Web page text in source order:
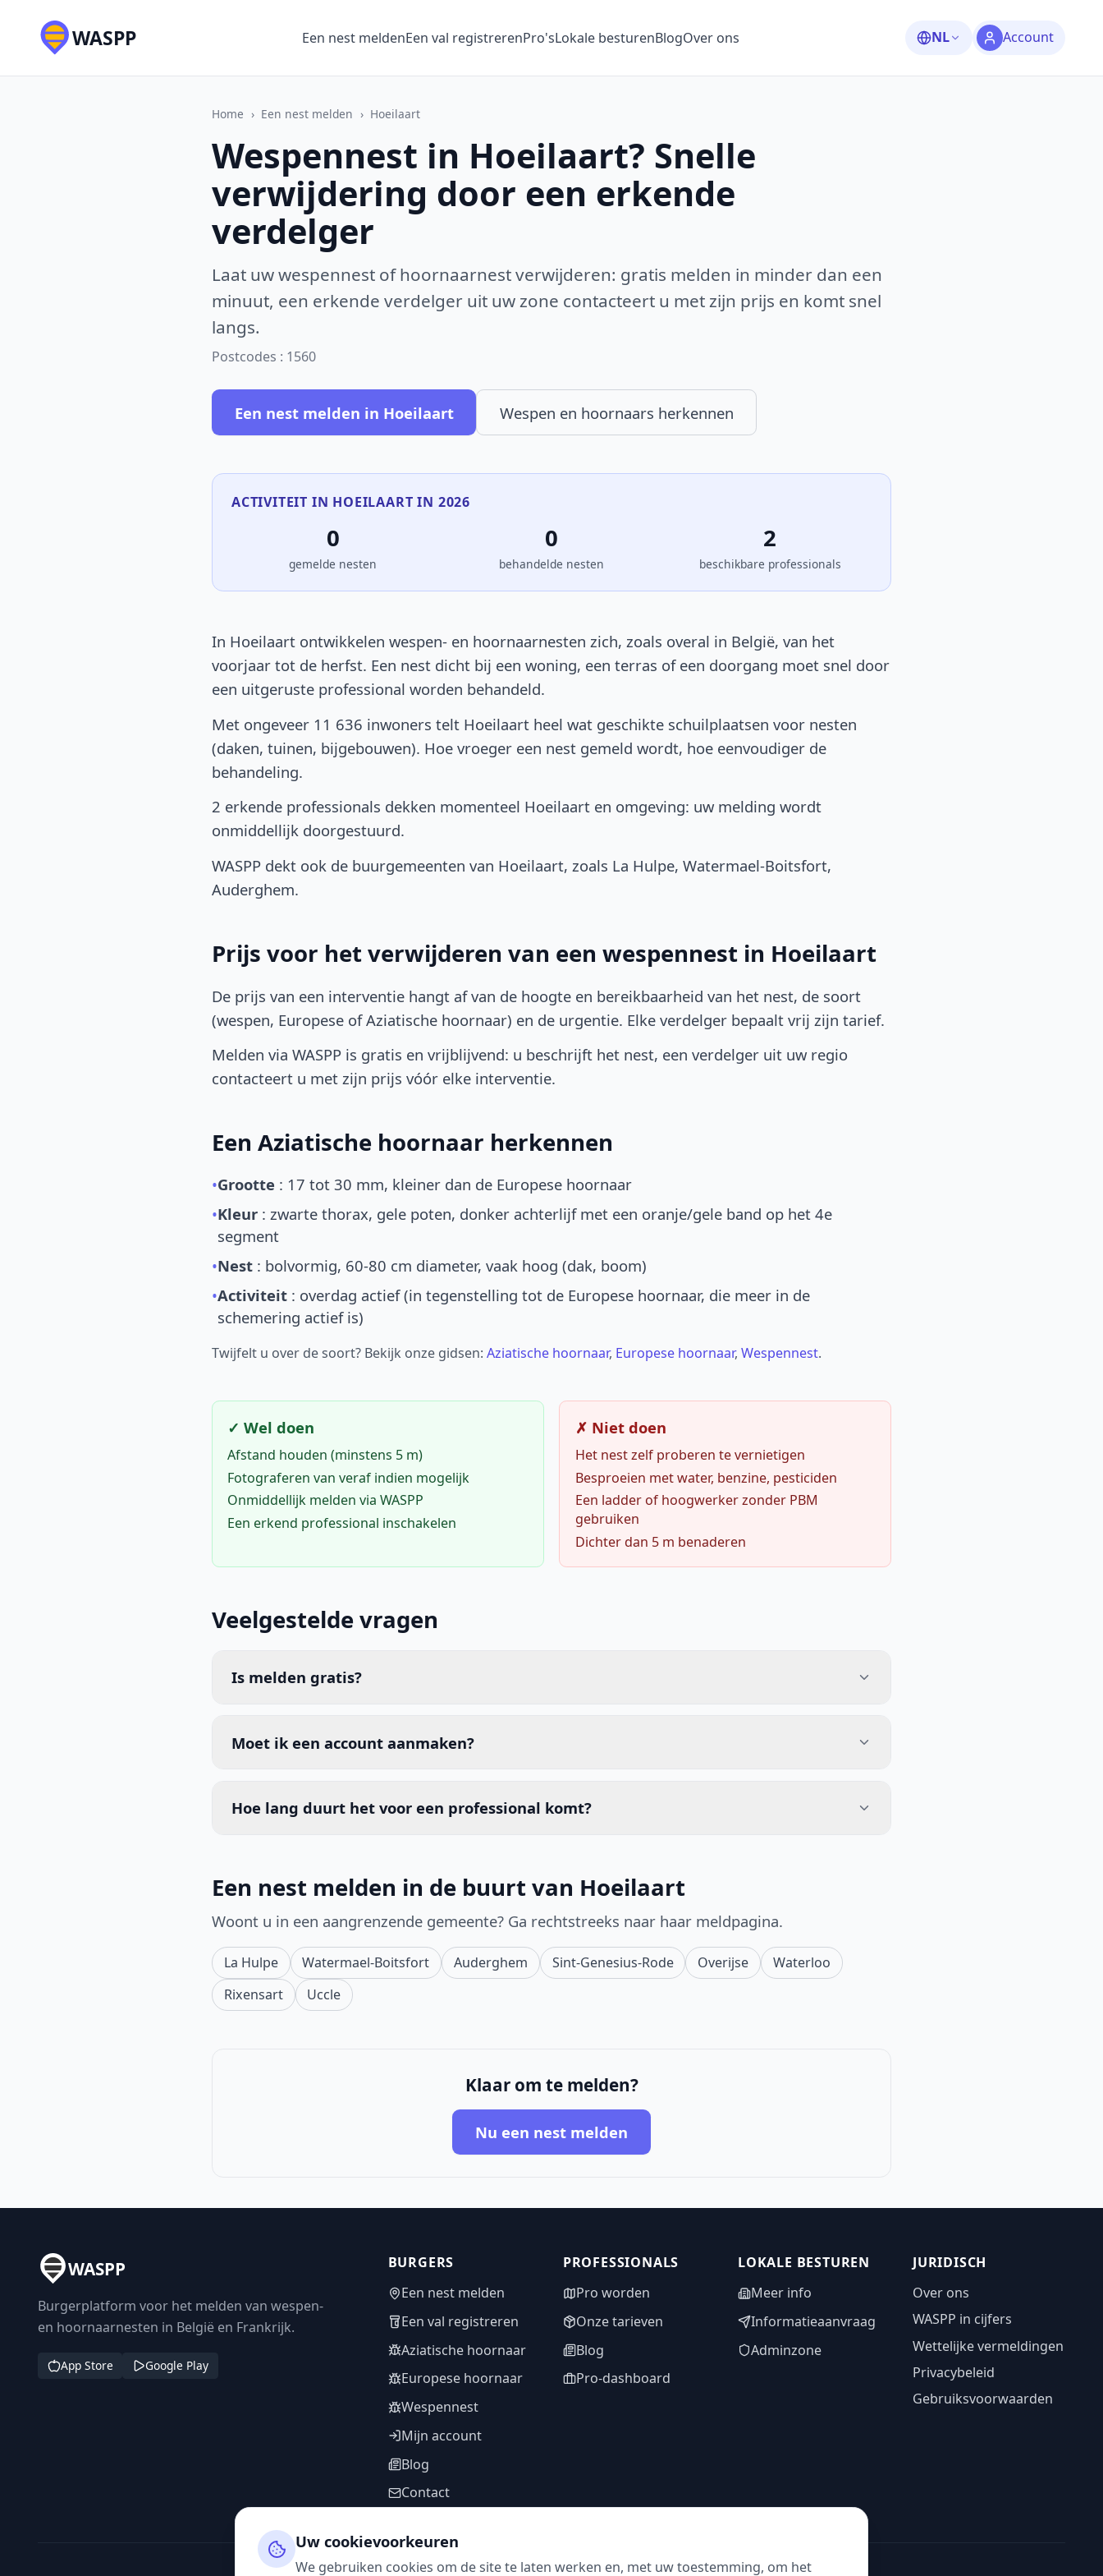
WASPP Een nest meldenEen val registrerenPro'sLokale besturenBlogOver ons NL Account
Home › Een nest melden › Hoeilaart
Wespennest in Hoeilaart? Snelle
verwijdering door een erkende
verdelger
Laat uw wespennest of hoornaarnest verwijderen: gratis melden in minder dan een
minuut, een erkende verdelger uit uw zone contacteert u met zijn prijs en komt snel
langs.
Postcodes : 1560
Een nest melden in Hoeilaart Wespen en hoornaars herkennen
ACTIVITEIT IN HOEILAART IN 2026
0
gemelde nesten
0
behandelde nesten
2
beschikbare professionals
In Hoeilaart ontwikkelen wespen- en hoornaarnesten zich, zoals overal in België, van het
voorjaar tot de herfst. Een nest dicht bij een woning, een terras of een doorgang moet snel door
een uitgeruste professional worden behandeld.
Met ongeveer 11 636 inwoners telt Hoeilaart heel wat geschikte schuilplaatsen voor nesten
(daken, tuinen, bijgebouwen). Hoe vroeger een nest gemeld wordt, hoe eenvoudiger de
behandeling.
2 erkende professionals dekken momenteel Hoeilaart en omgeving: uw melding wordt
onmiddellijk doorgestuurd.
WASPP dekt ook de buurgemeenten van Hoeilaart, zoals La Hulpe, Watermael-Boitsfort,
Auderghem.
Prijs voor het verwijderen van een wespennest in Hoeilaart
De prijs van een interventie hangt af van de hoogte en bereikbaarheid van het nest, de soort
(wespen, Europese of Aziatische hoornaar) en de urgentie. Elke verdelger bepaalt vrij zijn tarief.
Melden via WASPP is gratis en vrijblijvend: u beschrijft het nest, een verdelger uit uw regio
contacteert u met zijn prijs vóór elke interventie.
Een Aziatische hoornaar herkennen
•Grootte : 17 tot 30 mm, kleiner dan de Europese hoornaar
•Kleur : zwarte thorax, gele poten, donker achterlijf met een oranje/gele band op het 4e
segment
•Nest : bolvormig, 60-80 cm diameter, vaak hoog (dak, boom)
•Activiteit : overdag actief (in tegenstelling tot de Europese hoornaar, die meer in de
schemering actief is)
Twijfelt u over de soort? Bekijk onze gidsen: Aziatische hoornaar, Europese hoornaar, Wespennest.
✓ Wel doen
Afstand houden (minstens 5 m)
Fotograferen van veraf indien mogelijk
Onmiddellijk melden via WASPP
Een erkend professional inschakelen
✗ Niet doen
Het nest zelf proberen te vernietigen
Besproeien met water, benzine, pesticiden
Een ladder of hoogwerker zonder PBM
gebruiken
Dichter dan 5 m benaderen
Veelgestelde vragen
Is melden gratis?
Moet ik een account aanmaken?
Hoe lang duurt het voor een professional komt?
Een nest melden in de buurt van Hoeilaart
Woont u in een aangrenzende gemeente? Ga rechtstreeks naar haar meldpagina.
La Hulpe Watermael-Boitsfort Auderghem Sint-Genesius-Rode Overijse
Waterloo
Rixensart
Uccle
Klaar om te melden?
Nu een nest melden
WASPP
Burgerplatform voor het melden van wespen-
en hoornaarnesten in België en Frankrijk.
App Store Google Play
BURGERS
Een nest melden
Een val registreren
Aziatische hoornaar
Europese hoornaar
Wespennest
Mijn account
Blog
Contact
PROFESSIONALS
Pro worden
Onze tarieven
Blog
Pro-dashboard
LOKALE BESTUREN
Meer info
Informatieaanvraag
Adminzone
JURIDISCH
Over ons
WASPP in cijfers
Wettelijke vermeldingen
Privacybeleid
Gebruiksvoorwaarden
Uw cookievoorkeuren
We gebruiken cookies om de site te laten werken en, met uw toestemming, om het